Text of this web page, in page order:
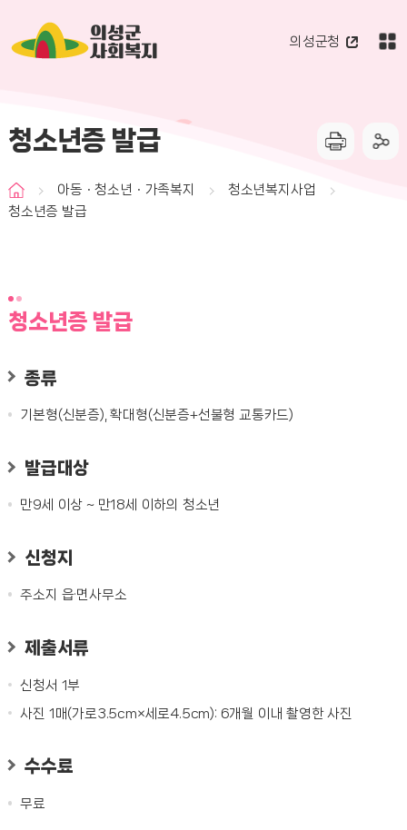
의성군
사회복지
의성군청
청소년증 발급
아동ㆍ청소년ㆍ가족복지
청소년복지사업
청소년증 발급
청소년증 발급
종류
기본형(신분증), 확대형(신분증+선불형 교통카드)
발급대상
만9세 이상 ~ 만18세 이하의 청소년
신청지
주소지 읍·면사무소
제출서류
신청서 1부
사진 1매(가로3.5cm×세로4.5cm): 6개월 이내 촬영한 사진
수수료
무료